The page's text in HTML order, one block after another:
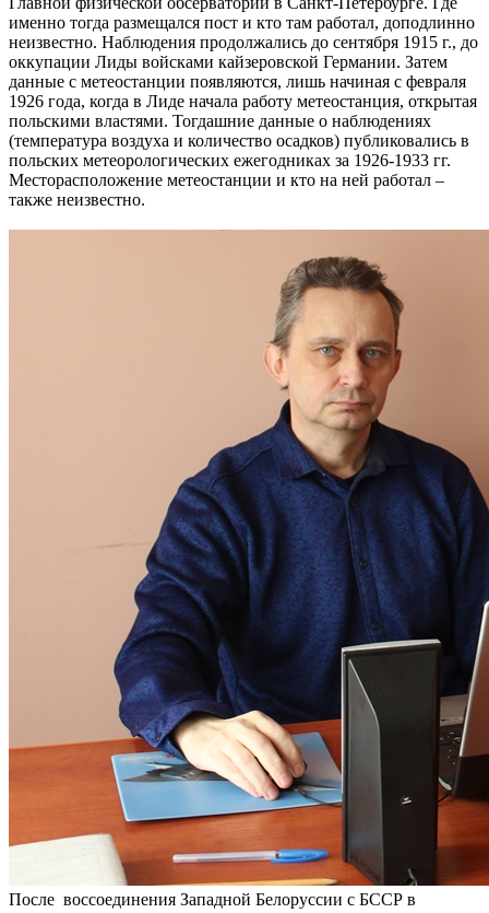
именно тогда размещался пост и кто там работал, доподлинно
неизвестно. Наблюдения продолжались до сентября 1915 г., до
оккупации Лиды войсками кайзеровской Германии. Затем
данные с метеостанции появляются, лишь начиная с февраля
1926 года, когда в Лиде начала работу метеостанция, открытая
польскими властями. Тогдашние данные о наблюдениях
(температура воздуха и количество осадков) публиковались в
польских метеорологических ежегодниках за 1926-1933 гг.
Месторасположение метеостанции и кто на ней работал –
также неизвестно.
После воссоединения Западной Белоруссии с БССР в